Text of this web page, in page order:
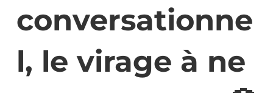
conversationne
l, le virage à ne